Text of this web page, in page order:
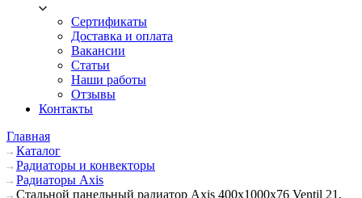
Сертификаты
Доставка и оплата
Вакансии
Статьи
Наши работы
Отзывы
Контакты
Главная
Каталог
Радиаторы и конвекторы
Радиаторы Axis
Стальной панельный радиатор Axis 400х1000х76 Ventil 21,